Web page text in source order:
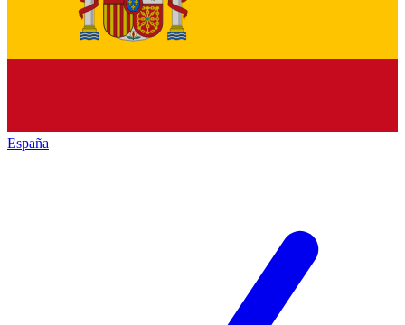
España